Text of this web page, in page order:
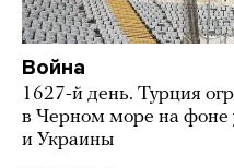
Война
1627-й день. Турция
в Черном море на фоне
и Украины